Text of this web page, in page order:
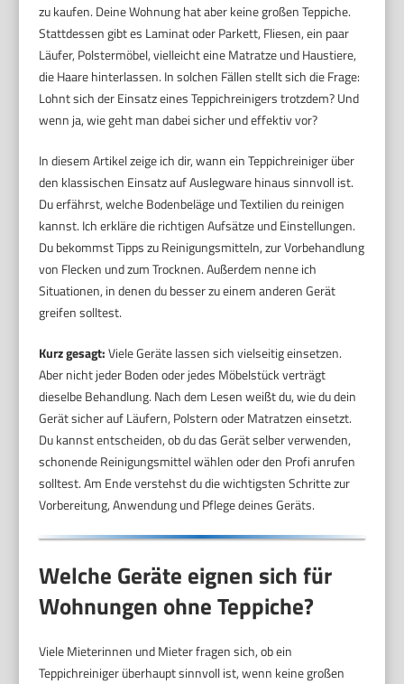
zu kaufen. Deine Wohnung hat aber keine großen Teppiche.
Stattdessen gibt es Laminat oder Parkett, Fliesen, ein paar
Läufer, Polstermöbel, vielleicht eine Matratze und Haustiere,
die Haare hinterlassen. In solchen Fällen stellt sich die Frage:
Lohnt sich der Einsatz eines Teppichreinigers trotzdem? Und
wenn ja, wie geht man dabei sicher und effektiv vor?
In diesem Artikel zeige ich dir, wann ein Teppichreiniger über
den klassischen Einsatz auf Auslegware hinaus sinnvoll ist.
Du erfährst, welche Bodenbeläge und Textilien du reinigen
kannst. Ich erkläre die richtigen Aufsätze und Einstellungen.
Du bekommst Tipps zu Reinigungsmitteln, zur Vorbehandlung
von Flecken und zum Trocknen. Außerdem nenne ich
Situationen, in denen du besser zu einem anderen Gerät
greifen solltest.
Kurz gesagt:Viele Geräte lassen sich vielseitig einsetzen.
Aber nicht jeder Boden oder jedes Möbelstück verträgt
dieselbe Behandlung. Nach dem Lesen weißt du, wie du dein
Gerät sicher auf Läufern, Polstern oder Matratzen einsetzt.
Du kannst entscheiden, ob du das Gerät selber verwenden,
schonende Reinigungsmittel wählen oder den Profi anrufen
solltest. Am Ende verstehst du die wichtigsten Schritte zur
Vorbereitung, Anwendung und Pflege deines Geräts.
Welche Geräte eignen sich für
Wohnungen ohne Teppiche?
Viele Mieterinnen und Mieter fragen sich, ob ein
Teppichreiniger überhaupt sinnvoll ist, wenn keine großen